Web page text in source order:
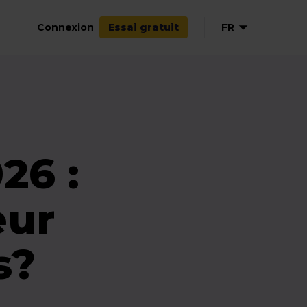
Connexion Essai gratuit FR
: